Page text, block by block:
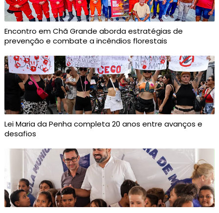
Encontro em Chã Grande aborda estratégias de
prevenção e combate a incêndios florestais
Lei Maria da Penha completa 20 anos entre avanços e
desafios